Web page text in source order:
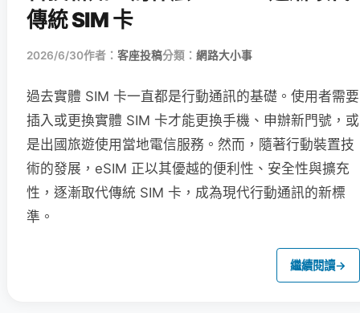
傳統 SIM 卡
2026/6/30作者： 客座投稿分類： 網路大小事
過去實體 SIM 卡一直都是行動通訊的基礎。使用者需要
插入或更換實體 SIM 卡才能更換手機、申辦新門號，或
是出國旅遊使用當地電信服務。然而，隨著行動裝置技
術的發展，eSIM 正以其優越的便利性、安全性與擴充
性，逐漸取代傳統 SIM 卡，成為現代行動通訊的新標
準。
繼續閱讀→